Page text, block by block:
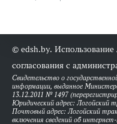
© edsh.by.
согласования с
Свидетельство о
информации, выданное
13.12.2011 № 1497
Юридический адрес: Логойский
Почтовый адрес: Логойский
включения сведений об